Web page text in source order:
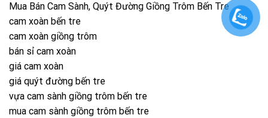
Mua Bán Cam Sành, Quýt Đường Giồng Trôm Bến Tre
cam xoàn bến tre
cam xoàn giồng trôm
bán sỉ cam xoàn
giá cam xoàn
giá quýt đường bến tre
vựa cam sành giồng trôm bến tre
mua cam sành giồng trôm bến tre